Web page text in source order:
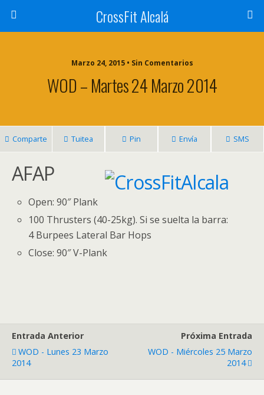
CrossFit Alcalá
Marzo 24, 2015 • Sin Comentarios
WOD – Martes 24 Marzo 2014
Comparte Tuitea Pin Envía SMS
AFAP
Open: 90″ Plank
100 Thrusters (40-25kg). Si se suelta la barra:
4 Burpees Lateral Bar Hops
Close: 90″ V-Plank
Entrada Anterior
WOD - Lunes 23 Marzo
2014
Próxima Entrada
WOD - Miércoles 25 Marzo
2014